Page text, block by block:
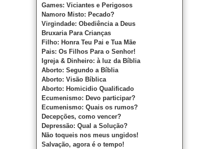
Games: Viciantes e Perigosos
Namoro Misto: Pecado?
Virgindade: Obediência a Deus
Bruxaria Para Crianças
Filho: Honra Teu Pai e Tua Mãe
Pais: Os Filhos Para o Senhor!
Igreja & Dinheiro: à luz da Bíblia
Aborto: Segundo a Bíblia
Aborto: Visão Bíblica
Aborto: Homicidio Qualificado
Ecumenismo: Devo participar?
Ecumenismo: Quais os rumos?
Decepções, como vencer?
Depressão: Qual a Solução?
Não toqueis nos meus ungidos!
Salvação, agora é o tempo!